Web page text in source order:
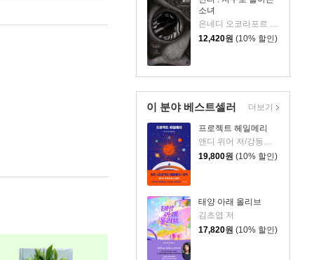
소녀
은네디 오코라포르 저/이지연 역
12,420원 (10% 할인)
이 분야 베스트셀러
프로젝트 헤일메리
19,800원 (10% 할인)
태양 아래 올리브
김초엽 저
17,820원 (10% 할인)
더보기